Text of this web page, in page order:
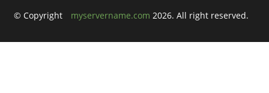
© Copyright myservername.com 2026. All right reserved.